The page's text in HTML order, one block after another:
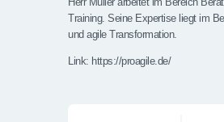
Training. Seine Expertise liegt im
und agile Transformation.
Link: https://proagile.de/